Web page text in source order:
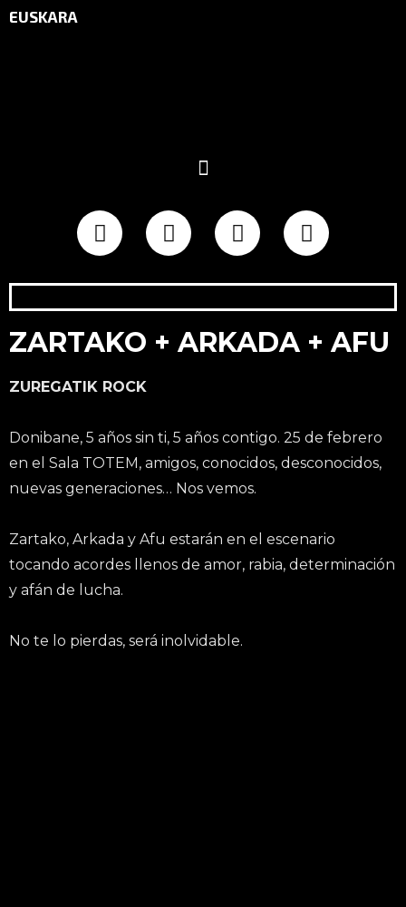
EUSKARA
ZARTAKO + ARKADA + AFU
ZUREGATIK ROCK
Donibane, 5 años sin ti, 5 años contigo. 25 de febrero
en el Sala TOTEM, amigos, conocidos, desconocidos,
nuevas generaciones… Nos vemos.
Zartako, Arkada y Afu estarán en el escenario
tocando acordes llenos de amor, rabia, determinación
y afán de lucha.
No te lo pierdas, será inolvidable.